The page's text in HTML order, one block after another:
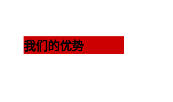
我们的优势